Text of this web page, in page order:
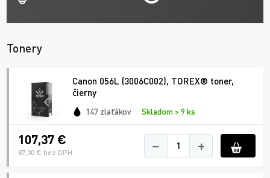
Tonery
Canon 056L (3006C002), TOREX® toner,
čierny
147 zlaťákov Skladom > 9 ks
107,37 €
87,30 € bez DPH − +